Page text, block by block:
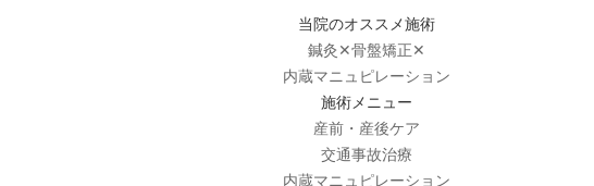
当院のオススメ施術
鍼灸✕骨盤矯正✕
内蔵マニュピレーション
施術メニュー
産前・産後ケア
交通事故治療
内蔵マニュピレーション